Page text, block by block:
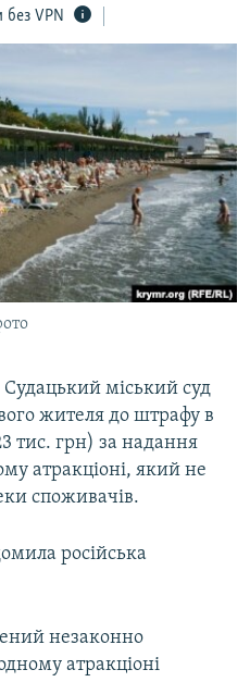
без VPN
міський суд
жителя до штрафу в
тис. грн) за надання
атракціоні, який не
споживачів.
російська
незаконно
атракціоні